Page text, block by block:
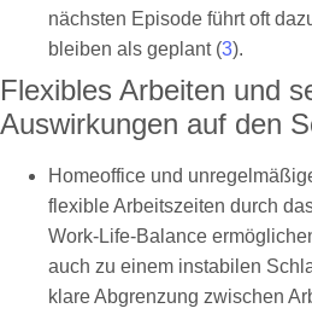
nächsten Episode führt oft
bleiben als geplant (3).
Flexibles Arbeiten und
Auswirkungen auf den
Homeoffice und
flexible Arbeitszeiten durch
Work-Life-Balance
auch zu einem instabilen
klare Abgrenzung zwischen